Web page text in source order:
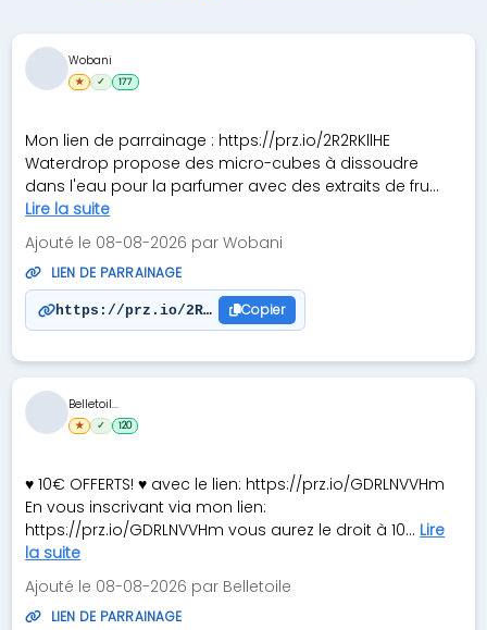
Mon lien de parrainage : https://prz.io/2R2RKllHE
Waterdrop propose des micro-cubes à dissoudre
dans l'eau pour la parfumer avec des extraits de fru...
Lire la suite
Ajouté le 08-08-2026 par Wobani
LIEN DE PARRAINAGE
https://prz.io/2R2RKllHECopier
Wobani
★ ✓ 177
♥ 10€ OFFERTS! ♥ avec le lien: https://prz.io/GDRLNVVHm
En vous inscrivant via mon lien:
https://prz.io/GDRLNVVHm vous aurez le droit à 10... Lire
la suite
Ajouté le 08-08-2026 par Belletoile
LIEN DE PARRAINAGE
Belletoil...
★ ✓ 120